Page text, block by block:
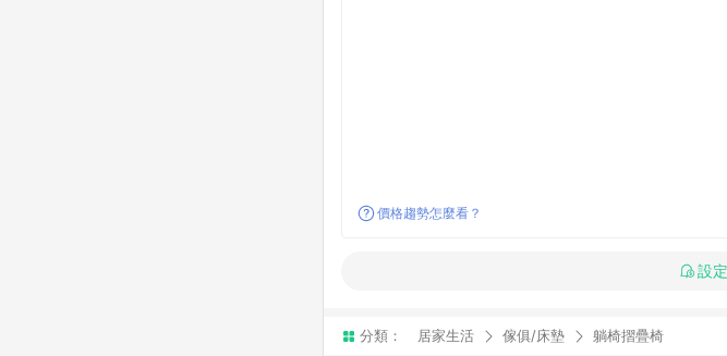
價格趨勢怎麼看？
設
分類： 居家生活 傢俱/床墊 躺椅摺疊椅